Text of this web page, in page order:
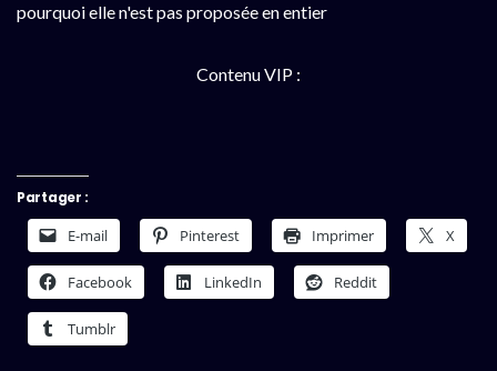
pourquoi elle n'est pas proposée en entier
Contenu VIP :
Partager :
E-mail Pinterest Imprimer X
Facebook LinkedIn Reddit
Tumblr